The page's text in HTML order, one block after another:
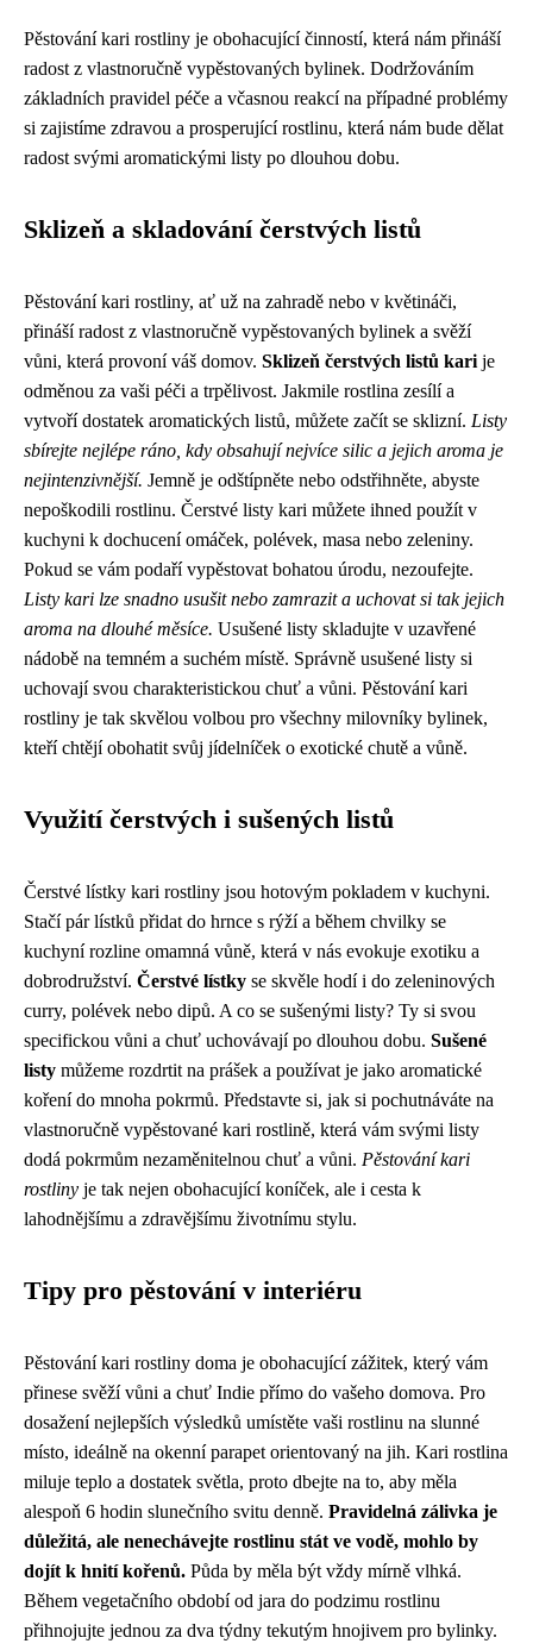
Pěstování kari rostliny je obohacující činností, která nám přináší
radost z vlastnoručně vypěstovaných bylinek. Dodržováním
základních pravidel péče a včasnou reakcí na případné problémy
si zajistíme zdravou a prosperující rostlinu, která nám bude dělat
radost svými aromatickými listy po dlouhou dobu.
Sklizeň a skladování čerstvých listů
Pěstování kari rostliny, ať už na zahradě nebo v květináči,
přináší radost z vlastnoručně vypěstovaných bylinek a svěží
vůni, která provoní váš domov. Sklizeň čerstvých listů kari je
odměnou za vaši péči a trpělivost. Jakmile rostlina zesílí a
vytvoří dostatek aromatických listů, můžete začít se sklizní. Listy
sbírejte nejlépe ráno, kdy obsahují nejvíce silic a jejich aroma je
nejintenzivnější. Jemně je odštípněte nebo odstřihněte, abyste
nepoškodili rostlinu. Čerstvé listy kari můžete ihned použít v
kuchyni k dochucení omáček, polévek, masa nebo zeleniny.
Pokud se vám podaří vypěstovat bohatou úrodu, nezoufejte.
Listy kari lze snadno usušit nebo zamrazit a uchovat si tak jejich
aroma na dlouhé měsíce. Usušené listy skladujte v uzavřené
nádobě na temném a suchém místě. Správně usušené listy si
uchovají svou charakteristickou chuť a vůni. Pěstování kari
rostliny je tak skvělou volbou pro všechny milovníky bylinek,
kteří chtějí obohatit svůj jídelníček o exotické chutě a vůně.
Využití čerstvých i sušených listů
Čerstvé lístky kari rostliny jsou hotovým pokladem v kuchyni.
Stačí pár lístků přidat do hrnce s rýží a během chvilky se
kuchyní rozline omamná vůně, která v nás evokuje exotiku a
dobrodružství. Čerstvé lístky se skvěle hodí i do zeleninových
curry, polévek nebo dipů. A co se sušenými listy? Ty si svou
specifickou vůni a chuť uchovávají po dlouhou dobu. Sušené
listy můžeme rozdrtit na prášek a používat je jako aromatické
koření do mnoha pokrmů. Představte si, jak si pochutnáváte na
vlastnoručně vypěstované kari rostlině, která vám svými listy
dodá pokrmům nezaměnitelnou chuť a vůni. Pěstování kari
rostliny je tak nejen obohacující koníček, ale i cesta k
lahodnějšímu a zdravějšímu životnímu stylu.
Tipy pro pěstování v interiéru
Pěstování kari rostliny doma je obohacující zážitek, který vám
přinese svěží vůni a chuť Indie přímo do vašeho domova. Pro
dosažení nejlepších výsledků umístěte vaši rostlinu na slunné
místo, ideálně na okenní parapet orientovaný na jih. Kari rostlina
miluje teplo a dostatek světla, proto dbejte na to, aby měla
alespoň 6 hodin slunečního svitu denně. Pravidelná zálivka je
důležitá, ale nenechávejte rostlinu stát ve vodě, mohlo by
dojít k hnití kořenů. Půda by měla být vždy mírně vlhká.
Během vegetačního období od jara do podzimu rostlinu
přihnojujte jednou za dva týdny tekutým hnojivem pro bylinky.